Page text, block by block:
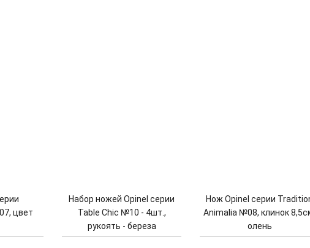
цвет
Набор ножей Opinel серии
Table Chic №10 - 4шт.,
рукоять - береза
Нож Opinel серии
Animalia №08, клинок
олень